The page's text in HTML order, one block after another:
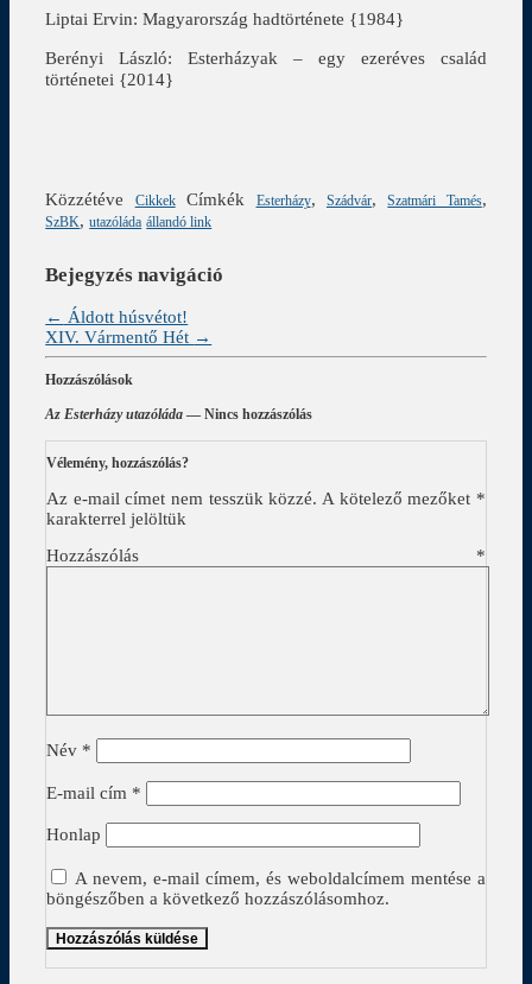
Liptai Ervin: Magyarország hadtörténete {1984}
Berényi László: Esterházyak – egy ezeréves család
történetei {2014}
Közzétéve Cikkek Címkék Esterházy, Szádvár,Szatmári Tamés,
SzBK,utazóláda állandó link
Bejegyzés navigáció
← Áldott húsvétot!
XIV. Vármentő Hét →
Hozzászólások
Az Esterházy utazóláda — Nincs hozzászólás
Vélemény, hozzászólás?
Az e-mail címet nem tesszük közzé. A kötelező mezőket *
karakterrel jelöltük
Hozzászólás *
Név *
E-mail cím *
Honlap
A nevem, e-mail címem, és weboldalcímem mentése a
böngészőben a következő hozzászólásomhoz.